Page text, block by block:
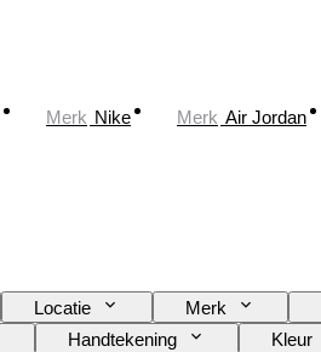
Merk Nike Merk Air Jordan
Locatie Merk
Handtekening Kleur